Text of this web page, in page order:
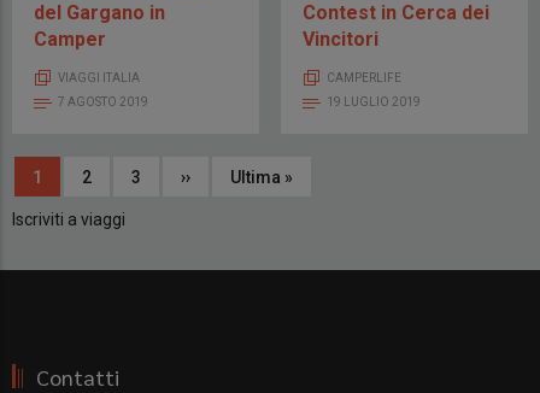
del Gargano in
Camper
VIAGGI ITALIA
7 AGOSTO 2019
Contest in Cerca dei
Vincitori
CAMPERLIFE
19 LUGLIO 2019
Paginazione
Pagina
attuale
1 Page
2 Page
3 Pagina
›› Ultima
Ultima »
Iscriviti a viaggi
Contatti